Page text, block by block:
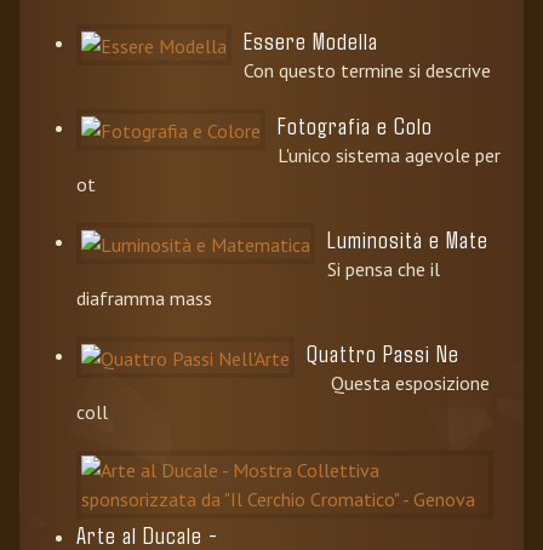
Essere Modella
Con questo termine si descrive
Fotografia e Colo
L'unico sistema agevole per
ot
Luminosità e Mate
Si pensa che il
diaframma mass
Quattro Passi Ne
Questa esposizione
coll
Arte al Ducale -